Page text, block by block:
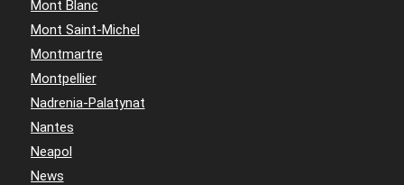
Mont Blanc
Mont Saint-Michel
Montmartre
Montpellier
Nadrenia-Palatynat
Nantes
Neapol
News